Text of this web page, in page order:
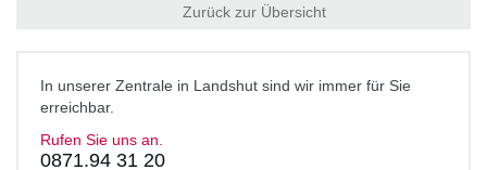
Zurück zur Übersicht
In unserer Zentrale in Landshut sind wir immer für Sie
erreichbar.
Rufen Sie uns an.
0871.94 31 20